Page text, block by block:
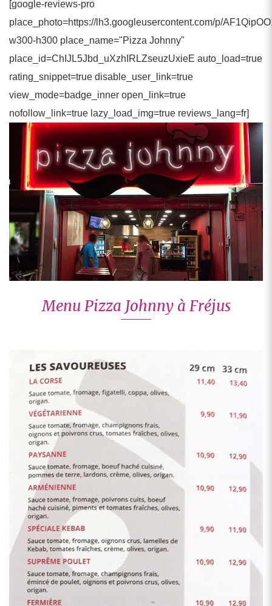
[google-reviews-pro
place_photo=https://lh3.googleusercontent.com/p/
w300-h300 place_name="Pizza Johnny"
place_id=ChIJL5Jbd_uXzhIRLZseuzUxieE auto_load=true
rating_snippet=true disable_user_link=true
view_mode=badge_inner open_link=true
nofollow_link=true lazy_load_img=true reviews_lang=fr]
Menu Pizza Johnny à Fréjus